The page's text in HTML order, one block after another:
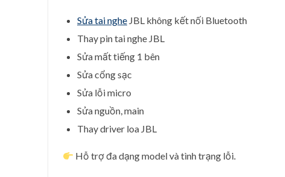
Sửa tai nghe JBL không kết nối Bluetooth
Thay pin tai nghe JBL
Sửa mất tiếng 1 bên
Sửa cổng sạc
Sửa lỗi micro
Sửa nguồn, main
Thay driver loa JBL
Hỗ trợ đa dạng model và tình trạng lỗi.